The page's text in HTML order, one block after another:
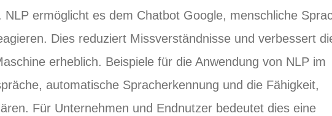
ermöglicht es dem Chatbot Google, menschliche
Dies reduziert Missverständnisse und verbessert
erheblich. Beispiele für die Anwendung von NLP im
automatische Spracherkennung und die Fähigkeit,
Für Unternehmen und Endnutzer bedeutet dies eine